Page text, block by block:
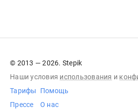
© 2013 — 2026. Stepik
Наши условия использования и
Тарифы
Прессе
Помощь
О нас